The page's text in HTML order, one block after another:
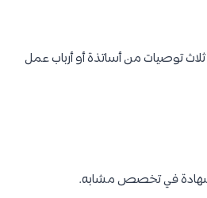
توصيات من أساتذة أو أرباب عمل
في تخصص مشابه.